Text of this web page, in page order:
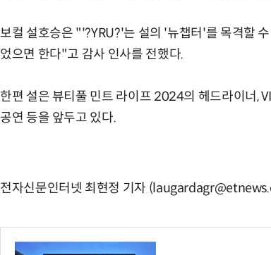
보컬 설호승은 "'?YRU?'는 설의 '뉴챕터'를 목격할
었으면 한다"고 감사 인사를 전했다.
한편 설은 뷰티풀 민트 라이프 2024의 헤드라이너,
공연 등을 앞두고 있다.
전자신문인터넷 최현정 기자